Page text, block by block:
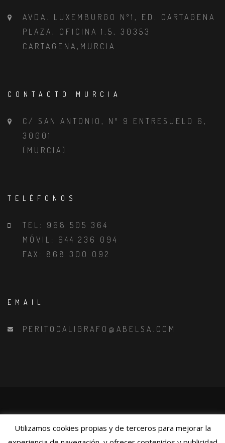
AVDA. LUXEMBURGO Nº1, ED. CARTAGENA
PLAZA, OFICINA 1.5, 30353
CARTAGENA,MURCIA
CONTACTO MURCIA
C/ SAN ANTONIO, Nº 9 ENTRESUELO 6,
30001
(MURCIA)
TELÉFONOS
TEL: 968 505 364
MÓVIL: 644 236 094
FAX: 868 300 092
EMAIL
PERITOCALIGRAFO@ABELSA.COM
Utilizamos cookies propias y de terceros para mejorar la